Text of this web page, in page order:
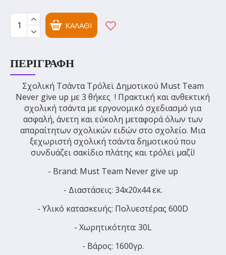
ΚΑΛΆΘΙ
ΠΕΡΙΓΡΑΦΉ
Σχολική Τσάντα Τρόλεϊ Δημοτικού Must Team
Never give up με 3 θήκες ! Πρακτική και ανθεκτική
σχολική τσάντα με εργονομικό σχεδιασμό για
ασφαλή, άνετη και εύκολη μεταφορά όλων των
απαραίτητων σχολικών ειδών στο σχολείο. Μια
ξεχωριστή σχολική τσάντα δημοτικού που
συνδυάζει σακίδιο πλάτης και τρόλεϊ μαζί!
- Brand: Must Team Never give up
- Διαστάσεις: 34x20x44 εκ.
- Υλικό κατασκευής: Πολυεστέρας 600D
- Χωρητικότητα: 30L
- Βάρος: 1600γρ.